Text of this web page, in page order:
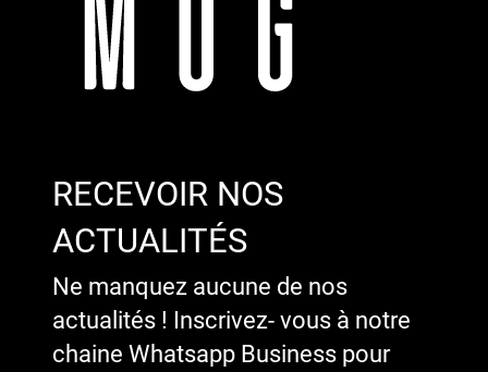
RECEVOIR NOS
ACTUALITÉS
Ne manquez aucune de nos
actualités ! Inscrivez- vous à notre
chaine Whatsapp Business pour